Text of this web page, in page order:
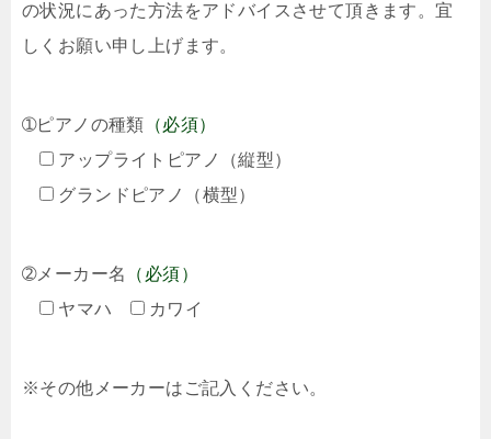
の状況にあった方法をアドバイスさせて頂きます。宜
しくお願い申し上げます。
➀ピアノの種類 （必須）
アップライトピアノ（縦型）
グランドピアノ（横型）
➁メーカー名
（必須）
ヤマハ
カワイ
※その他メーカーはご記入ください。